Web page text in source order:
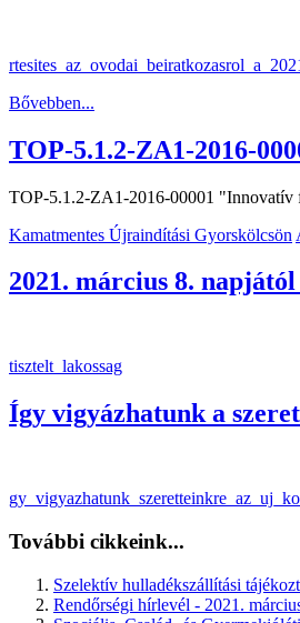
Bővebben...
TOP-5.1.2-ZA1-2016-
TOP-5.1.2-ZA1-2016-00001 "Innovatív
Kamatmentes Újraindítási Gyorskölcsön
2021. március 8.
tisztelt_lakossag
Így vigyázhatunk a
További cikkeink...
Szelektív hulladékszállítási
Rendőrségi hírlevél - 2021.